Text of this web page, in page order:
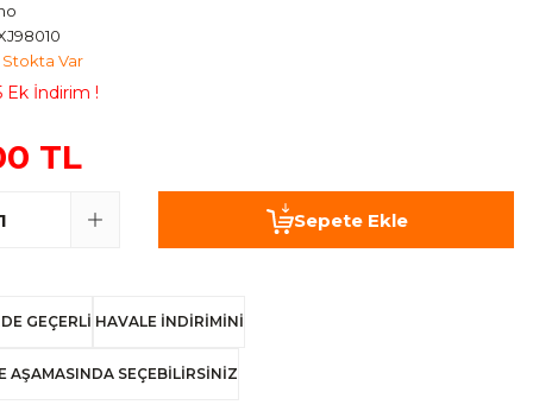
Stokta Var
Ek İndirim !
TL
Sepete Ekle
GEÇERLİ HAVALE İNDİRİMİNİ
AŞAMASINDA SEÇEBİLİRSİNİZ